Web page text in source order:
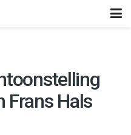
Frans Hals